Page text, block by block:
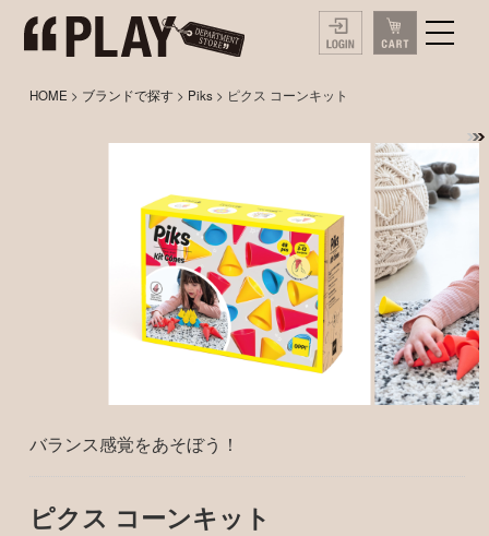
HOME > ブランドで探す > Piks > ピクス コーンキット
バランス感覚をあそぼう！
ピクス コーンキット